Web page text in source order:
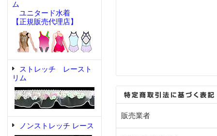
ム
ユニタード水着
【正規販売代理店】
ストレッチ レースト
リム
ノンストレッチ レース
販売業者